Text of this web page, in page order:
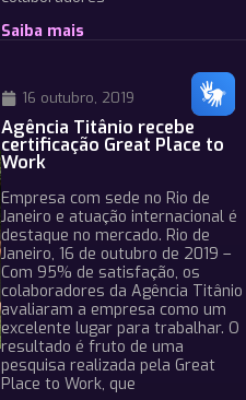
Saiba mais
16 outubro, 2019
Agência Titânio recebe
certificação Great Place to
Work
Empresa com sede no Rio de
Janeiro e atuação internacional é
destaque no mercado. Rio de
Janeiro, 16 de outubro de 2019 –
Com 95% de satisfação, os
colaboradores da Agência Titânio
avaliaram a empresa como um
excelente lugar para trabalhar. O
resultado é fruto de uma
pesquisa realizada pela Great
Place to Work, que